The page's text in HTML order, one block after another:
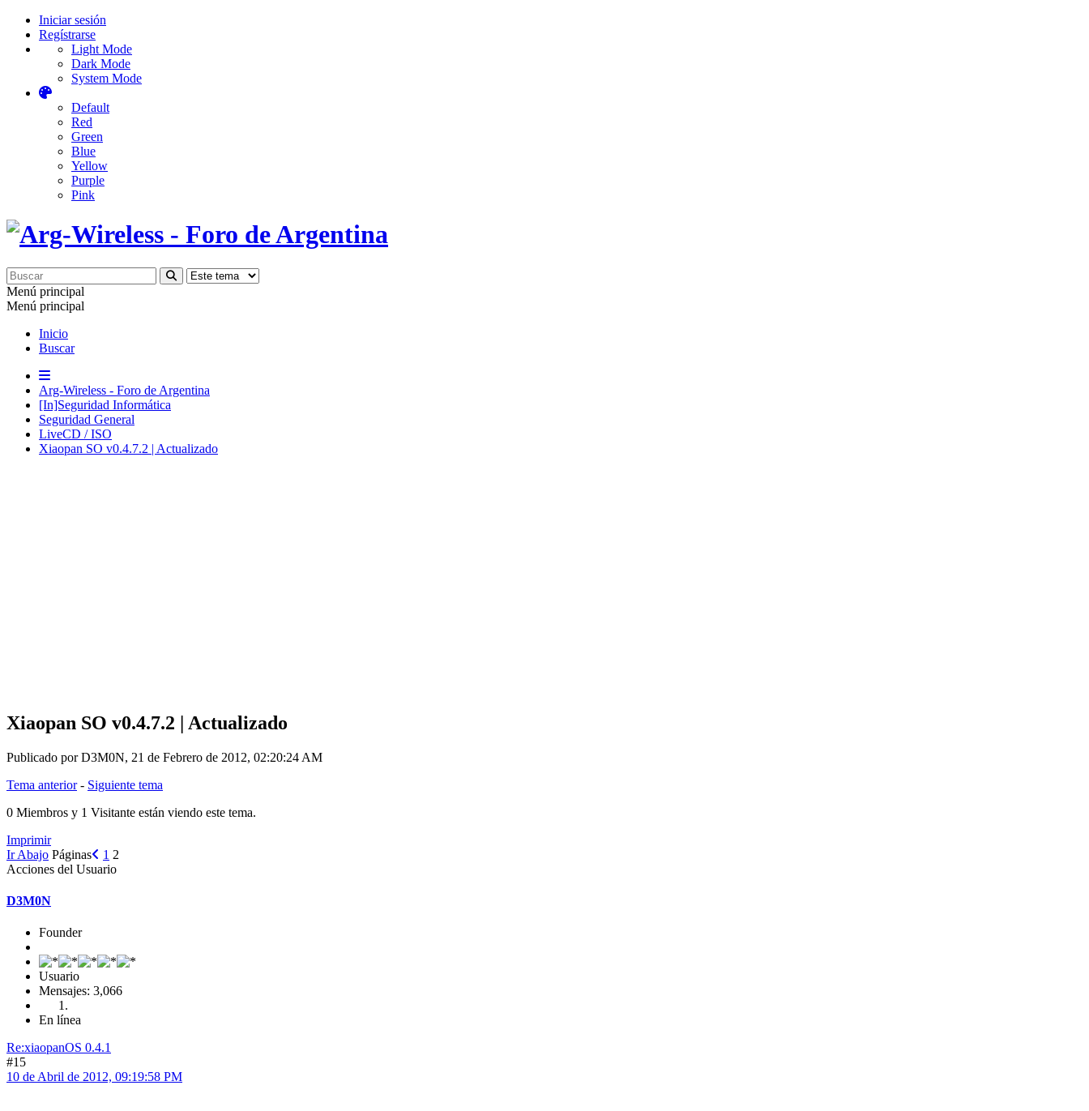
Iniciar sesión
Regístrarse
Light Mode
Dark Mode
System Mode
Default
Red
Green
Blue
Yellow
Purple
Pink
Menú principal
Menú principal
Inicio
Buscar
Arg-Wireless - Foro de Argentina
[In]Seguridad Informática
Seguridad General
LiveCD / ISO
Xiaopan SO v0.4.7.2 | Actualizado
Xiaopan SO v0.4.7.2 | Actualizado
Publicado por D3M0N, 21 de Febrero de 2012, 02:20:24 AM
Tema anterior- Siguiente tema
0 Miembros y 1 Visitante están viendo este tema.
Imprimir
Ir Abajo Páginas 1 2
Acciones del Usuario
D3M0N
Founder
Usuario
Mensajes: 3,066
En línea
Re:xiaopanOS 0.4.1
#15
10 de Abril de 2012, 09:19:58 PM